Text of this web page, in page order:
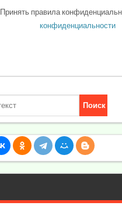
Принять правила
конфиденциальности